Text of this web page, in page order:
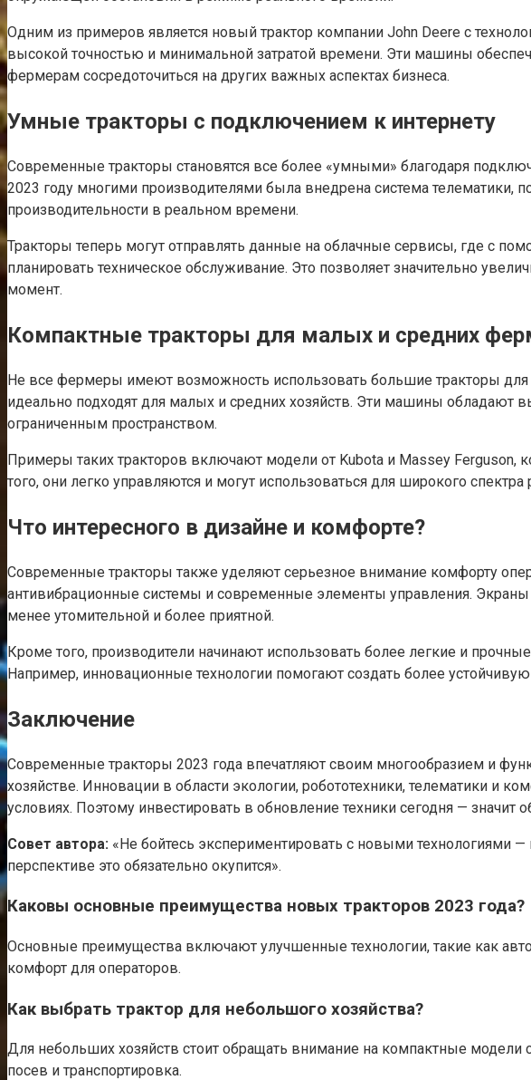
Одним из примеров является новый трактор компании John Deere с
высокой точностью и минимальной затратой времени. Эти машины
фермерам сосредоточиться на других важных аспектах бизнеса.
Умные тракторы с подключением к интернету
Современные тракторы становятся все более «умными» благодаря
2023 году многими производителями была внедрена система
производительности в реальном времени.
Тракторы теперь могут отправлять данные на облачные сервисы, где с
планировать техническое обслуживание. Это позволяет значительно
момент.
Компактные тракторы для малых и средних
Не все фермеры имеют возможность использовать большие тракторы
идеально подходят для малых и средних хозяйств. Эти машины
ограниченным пространством.
Примеры таких тракторов включают модели от Kubota и Massey
того, они легко управляются и могут использоваться для широкого
Что интересного в дизайне и комфорте?
Современные тракторы также уделяют серьезное внимание комфорту
антивибрационные системы и современные элементы управления.
менее утомительной и более приятной.
Кроме того, производители начинают использовать более легкие и
Например, инновационные технологии помогают создать более
Заключение
Современные тракторы 2023 года впечатляют своим многообразием и
хозяйстве. Инновации в области экологии, робототехники, телематики
условиях. Поэтому инвестировать в обновление техники сегодня —
Совет автора: «Не бойтесь экспериментировать с новыми технологиями
перспективе это обязательно окупится».
Каковы основные преимущества новых тракторов 2023 года?
Основные преимущества включают улучшенные технологии, такие как
комфорт для операторов.
Как выбрать трактор для небольшого хозяйства?
Для небольших хозяйств стоит обращать внимание на компактные
посев и транспортировка.